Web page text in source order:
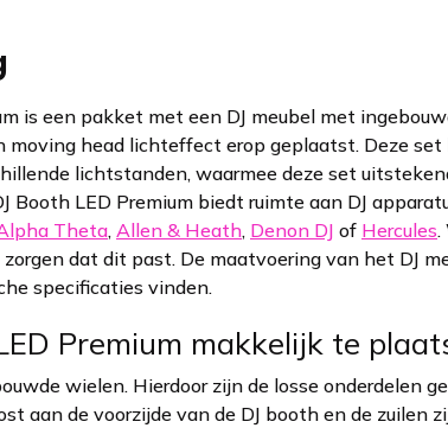
is een pakket met een DJ meubel met
moving head lichteffect erop geplaatst. Deze
lichtstanden, waarmee deze set
Booth LED Premium biedt ruimte aan DJ
Theta, Allen & Heath, Denon DJ of Hercules.
dat dit past. De maatvoering van het DJ
specificaties vinden.
Premium makkelijk te
wielen. Hierdoor zijn de losse onderdelen
aan de voorzijde van de DJ booth en de zuilen